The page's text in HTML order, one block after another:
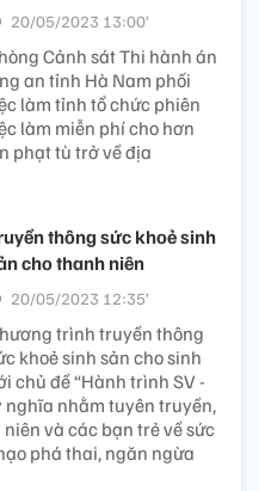
20/05/2023 13:00’
Cảnh sát Thi hành án
an tỉnh Hà Nam phối
làm tỉnh tổ chức phiên
làm miễn phí cho hơn
phạt tù trở về địa
thông sức khoẻ sinh
cho thanh niên
20/05/2023 12:35’
trình truyền thông
khoẻ sinh sản cho sinh
chủ đề “Hành trình SV -
nghĩa nhằm tuyên truyền,
và các bạn trẻ về sức
phá thai, ngăn ngừa